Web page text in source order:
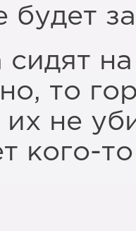
будет
то
их не
кого-